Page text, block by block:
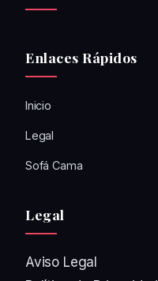
Enlaces Rápidos
Inicio
Legal
Sofá Cama
Legal
Aviso Legal